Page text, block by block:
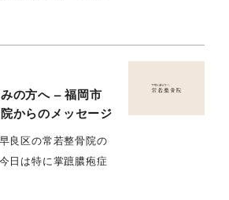
の方へ – 福岡市
からのメッセージ
良区の常若整骨院の
日は特に掌蹠膿疱症